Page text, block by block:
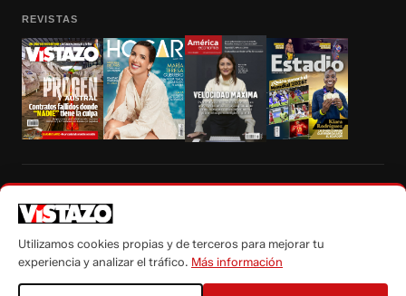
REVISTAS
autorización escrita de su titular, de todos los contenidos de Vistazo.com.
Utilizamos cookies propias y de terceros para mejorar tu
experiencia y analizar el tráfico. Más información